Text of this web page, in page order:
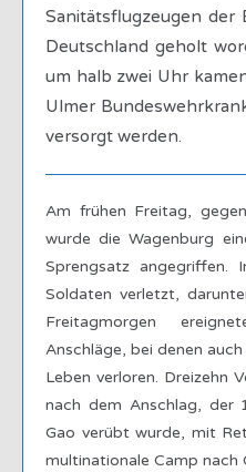
Sanitätsflugzeugen der
Deutschland geholt
um halb zwei Uhr
Ulmer
versorgt werden.
Am frühen Freitag,
wurde die Wagenburg
Sprengsatz angegriffen.
Soldaten verletzt,
Freitagmorgen
Anschläge, bei denen
Leben verloren. Dreizehn
nach dem Anschlag, der
Gao verübt wurde, mit
multinationale Camp nach